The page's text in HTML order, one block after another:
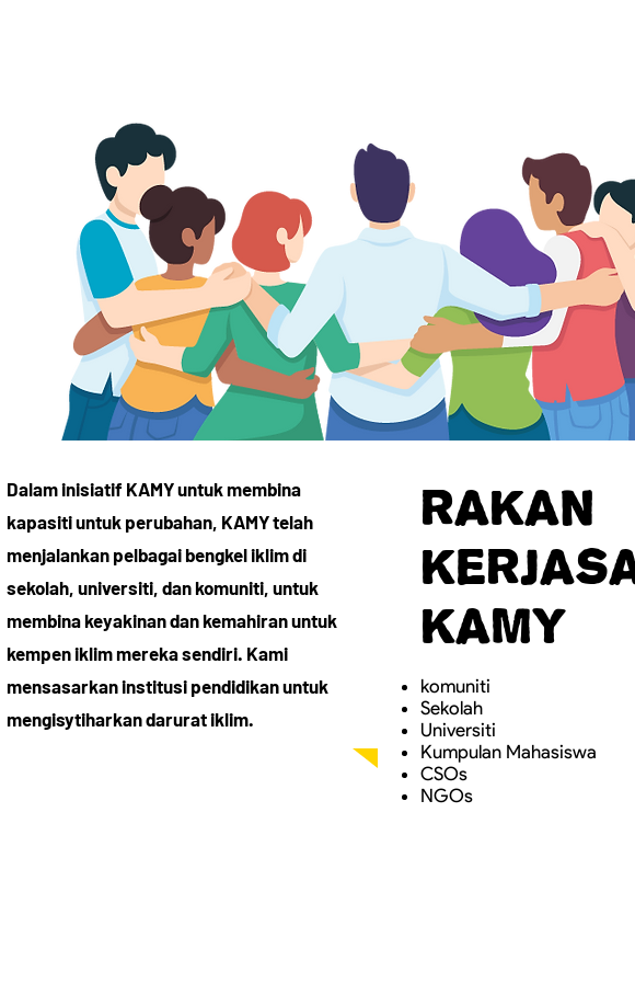
Dalam inisiatif KAMY untuk membina
kapasiti untuk perubahan, KAMY telah
menjalankan pelbagai bengkel iklim di
sekolah, universiti, dan komuniti, untuk
membina keyakinan dan kemahiran untuk
kempen iklim mereka sendiri. Kami
mensasarkan institusi pendidikan untuk
mengisytiharkan darurat iklim.
Rakan
KAMY
komuniti
Sekolah
Universiti
Kumpulan Mahasiswa
CSOs
NGOs